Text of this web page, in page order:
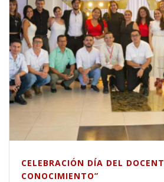
CELEBRACIÓN DÍA DEL
CONOCIMIENTO”